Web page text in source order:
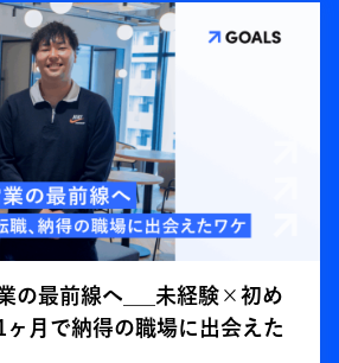
の最前線へ___未経験×初め
月で納得の職場に出会えた